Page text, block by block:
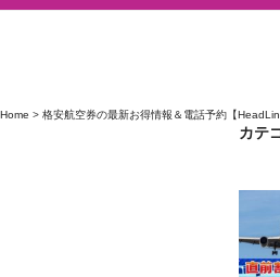
ッ
Home > 格安航空券の最新お得情報＆電話予約【
カテ